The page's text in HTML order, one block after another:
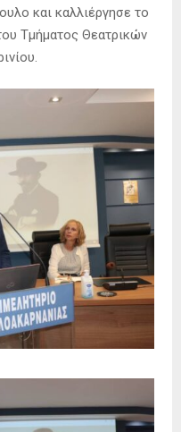
και καλλιέργησε το
Τμήματος Θεατρικών